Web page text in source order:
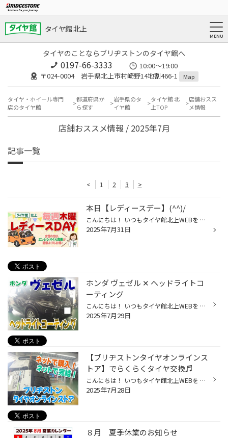
タイヤ館 北上
タイヤのことならブリヂストンのタイヤ館へ
0197-66-3333
10:00～19:00
〒024-0004 岩手県北上市村崎野14地割466-1
Map
タイヤ・ホイール専門
店のタイヤ館
都道府県か
ら探す
岩手県のタ
イヤ館
タイヤ館 北
上TOP
店舗おスス
メ情報
店舗おススメ情報 / 2025年7月
記事一覧
< 1 2 3 >
本日【レディースデー】(^^)/
こんにちは！ いつもタイヤ館北上WEBを ご覧いただきありがとうございます。 本日【レディースデー】です！ 女性の方はエンジンオイル交換が 通常よりお得に出来ちゃいます！ WEB予約でオイル交換も予約が可能に！ 便利なWEBからのご予約お待ちしております☆ ※タイヤ交換シーズンの4月・11月除く ■■...
2025年7月31日
ホンダ ヴェゼル ✕ ヘッドライトコ
ーティング
こんにちは！ いつもタイヤ館北上WEBを ご覧いただきありがとうございます。 先日ご新規のお客様で、おクルマの ヘッドライトコーティングの ご予約をいただきました☆ おクルマは、ホンダ／ヴェゼルです。 施工前の状態がこちらです。 黄ばみがアイラインのように 引かさってありますね。 まずはラ...
2025年7月29日
【ブリヂストンタイヤオンラインス
トア】でらくらくタイヤ交換♬
こんにちは！ いつもタイヤ館北上WEBを ご覧いただきありがとうございます。 お店に行かなくてもスマホで タイヤが購入いただける、 ブリヂストンタイヤオンラインストアが 好評です♬(^^)/ お店に行く時間が無くても大丈夫☆ お店のスタッフと話すのが苦手でも大丈夫☆ 空いた時間で自分に合ったタイ...
2025年7月28日
８月 夏季休業のお知らせ